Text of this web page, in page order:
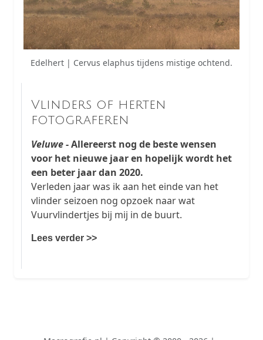
Edelhert | Cervus elaphus tijdens mistige ochtend.
Vlinders of herten
fotograferen
Veluwe- Allereerst nog de beste wensen
voor het nieuwe jaar en hopelijk wordt het
een beter jaar dan 2020.
Verleden jaar was ik aan het einde van het
vlinder seizoen nog opzoek naar wat
Vuurvlindertjes bij mij in de buurt.
Lees verder >>